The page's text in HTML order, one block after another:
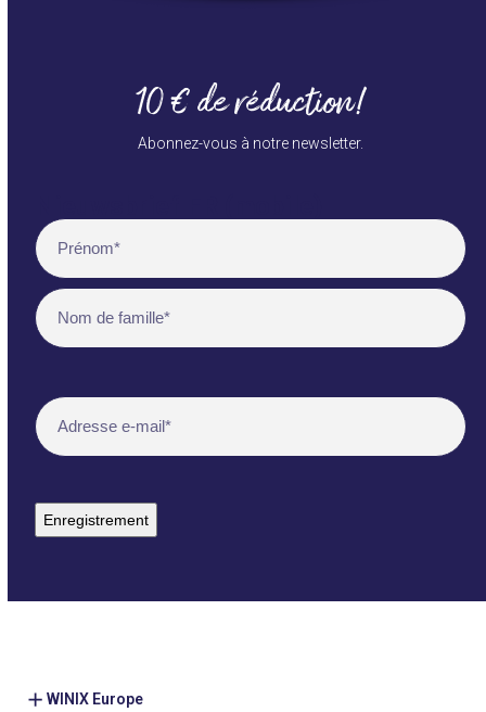
10 € de réduction!
Abonnez-vous à notre newsletter.
Name
(Nécessaire)
Voornaam
E-
mailadres
WINIX Europe